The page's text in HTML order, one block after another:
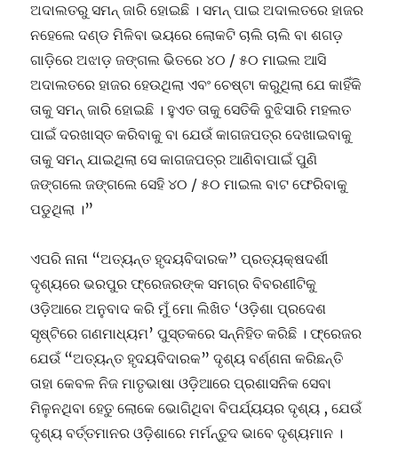
ଅଦାଲତରୁ ସମନ୍ ଜାରି ହୋଇଛି । ସମନ୍ ପାଇ ଅଦାଲତରେ ହାଜର
ନହେଲେ ଦଣ୍ଡ ମିଳିବା ଭୟରେ ଲୋକଟି ଚାଲି ଚାଲି ବା ଶଗଡ଼
ଗାଡ଼ିରେ ଅଝାଡ଼ ଜଙ୍ଗଲ ଭିତରେ ୪୦ / ୫୦ ମାଇଲ ଆସି
ଅଦାଲତରେ ହାଜର ହେଉଥିଲା ଏବଂ ଚେଷ୍ଟା କରୁଥିଲା ଯେ କାହିଁକି
ତାକୁ ସମନ୍ ଜାରି ହୋଇଛି । ହୁଏତ ତାକୁ ସେତିକି ବୁଝିସାରି ମହଲତ
ପାଇଁ ଦରଖାସ୍ତ କରିବାକୁ ବା ଯେଉଁ କାଗଜପତ୍ର ଦେଖାଇବାକୁ
ତାକୁ ସମନ୍ ଯାଇଥିଲା ସେ କାଗଜପତ୍ର ଆଣିବାପାଇଁ ପୁଣି
ଜଙ୍ଗଲେ ଜଙ୍ଗଲେ ସେହି ୪୦ / ୫୦ ମାଇଲ ବାଟ ଫେରିବାକୁ
ପଡୁଥିଲା ।”
ଏପରି ନାନା “ଅତ୍ୟନ୍ତ ହୃଦୟବିଦାରକ” ପ୍ରତ୍ୟକ୍ଷଦର୍ଶୀ
ଦୃଶ୍ୟରେ ଭରପୁର ଫ୍ରେଜରଙ୍କ ସମଗ୍ର ବିବରଣୀଟିକୁ
ଓଡ଼ିଆରେ ଅନୁବାଦ କରି ମୁଁ ମୋ ଲିଖିତ ‘ଓଡ଼ିଶା ପ୍ରଦେଶ
ସୃଷ୍ଟିରେ ଗଣମାଧ୍ୟମ’ ପୁସ୍ତକରେ ସନ୍ନିହିତ କରିଛି । ଫ୍ରେଜର
ଯେଉଁ “ଅତ୍ୟନ୍ତ ହୃଦୟବିଦାରକ” ଦୃଶ୍ୟ ବର୍ଣ୍ଣନା କରିଛନ୍ତି
ତାହା କେବଳ ନିଜ ମାତୃଭାଷା ଓଡ଼ିଆରେ ପ୍ରଶାସନିକ ସେବା
ମିଳୁନଥିବା ହେତୁ ଲୋକେ ଭୋଗିଥିବା ବିପର୍ଯ୍ୟୟର ଦୃଶ୍ୟ , ଯେଉଁ
ଦୃଶ୍ୟ ବର୍ତ୍ତମାନର ଓଡ଼ିଶାରେ ମର୍ମନ୍ତୁଦ ଭାବେ ଦୃଶ୍ୟମାନ ।